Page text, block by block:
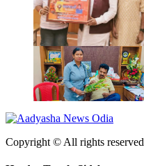
Copyright © All rights reserved